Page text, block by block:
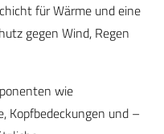
für Wärme und eine
gegen Wind, Regen
wie
Kopfbedeckungen und –